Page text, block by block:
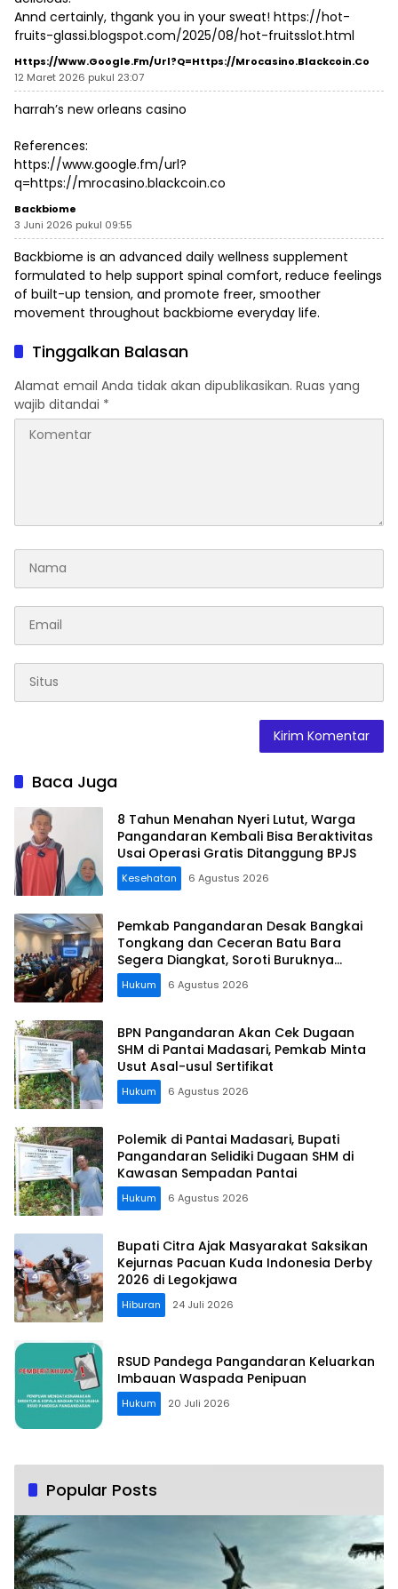
Annd certainly, thgank you in your sweat! https://hot-
fruits-glassi.blogspot.com/2025/08/hot-fruitsslot.html
Https://www.google.fm/url?q=https://mrocasino.blackcoin.co
12 Maret 2026 pukul 23:07
harrah’s new orleans casino
References:
https://www.google.fm/url?
q=https://mrocasino.blackcoin.co
Backbiome
3 Juni 2026 pukul 09:55
Backbiome is an advanced daily wellness supplement
formulated to help support spinal comfort, reduce feelings
of built-up tension, and promote freer, smoother
movement throughout backbiome everyday life.
Tinggalkan Balasan
Alamat email Anda tidak akan dipublikasikan. Ruas yang
wajib ditandai *
Baca Juga
8 Tahun Menahan Nyeri Lutut, Warga
Pangandaran Kembali Bisa Beraktivitas
Usai Operasi Gratis Ditanggung BPJS
Kesehatan 6 Agustus 2026
Pemkab Pangandaran Desak Bangkai
Tongkang dan Ceceran Batu Bara
Segera Diangkat, Soroti Buruknya
Koordinasi Perusahaan
Hukum 6 Agustus 2026
BPN Pangandaran Akan Cek Dugaan
SHM di Pantai Madasari, Pemkab Minta
Usut Asal-usul Sertifikat
Hukum 6 Agustus 2026
Polemik di Pantai Madasari, Bupati
Pangandaran Selidiki Dugaan SHM di
Kawasan Sempadan Pantai
Hukum 6 Agustus 2026
Bupati Citra Ajak Masyarakat Saksikan
Kejurnas Pacuan Kuda Indonesia Derby
2026 di Legokjawa
Hiburan 24 Juli 2026
RSUD Pandega Pangandaran Keluarkan
Imbauan Waspada Penipuan
Hukum 20 Juli 2026
Popular Posts